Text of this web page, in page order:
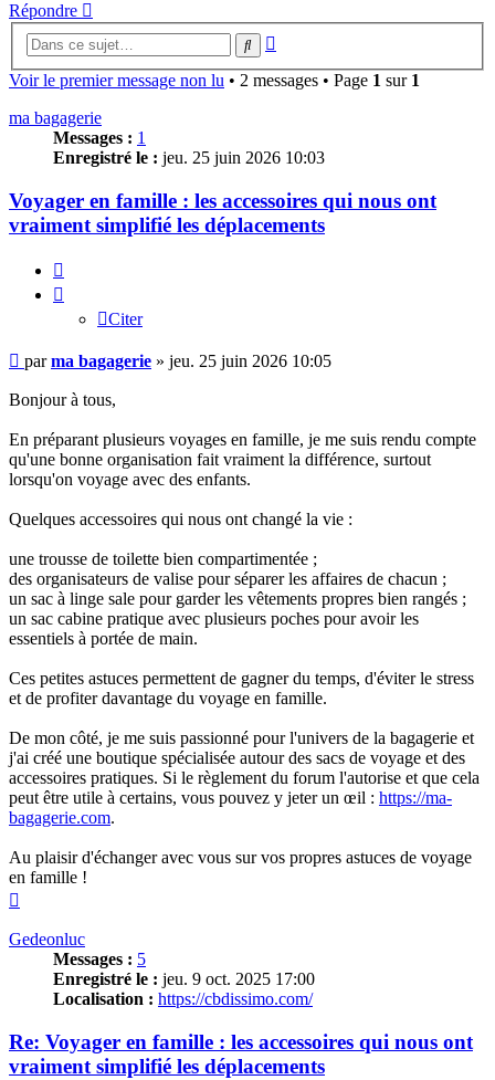
Répondre
Rechercher
Voir le premier message non lu • 2 messages • Page 1 sur 1
ma bagagerie
Messages : 1
Enregistré le : jeu. 25 juin 2026 10:03
Voyager en famille : les accessoires qui nous ont
vraiment simplifié les déplacements
Citer
Message
non
lu
parma bagagerie » jeu. 25 juin 2026 10:05
Bonjour à tous,
En préparant plusieurs voyages en famille, je me suis rendu compte
qu'une bonne organisation fait vraiment la différence, surtout
lorsqu'on voyage avec des enfants.
Quelques accessoires qui nous ont changé la vie :
une trousse de toilette bien compartimentée ;
des organisateurs de valise pour séparer les affaires de chacun ;
un sac à linge sale pour garder les vêtements propres bien rangés ;
un sac cabine pratique avec plusieurs poches pour avoir les
essentiels à portée de main.
Ces petites astuces permettent de gagner du temps, d'éviter le stress
et de profiter davantage du voyage en famille.
De mon côté, je me suis passionné pour l'univers de la bagagerie et
j'ai créé une boutique spécialisée autour des sacs de voyage et des
accessoires pratiques. Si le règlement du forum l'autorise et que cela
peut être utile à certains, vous pouvez y jeter un œil : https://ma-
bagagerie.com.
Au plaisir d'échanger avec vous sur vos propres astuces de voyage
en famille !
Gedeonluc
Messages : 5
Enregistré le : jeu. 9 oct. 2025 17:00
Localisation : https://cbdissimo.com/
Re: Voyager en famille : les accessoires qui nous ont
vraiment simplifié les déplacements